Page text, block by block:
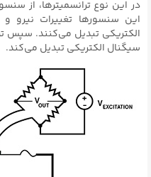
در این نوع ترانسمیترها، از
این سنسورها تغییرات نیرو و
الکتریکی تبدیل می‌کنند. سپس
سیگنال الکتریکی تبدیل می‌کند.